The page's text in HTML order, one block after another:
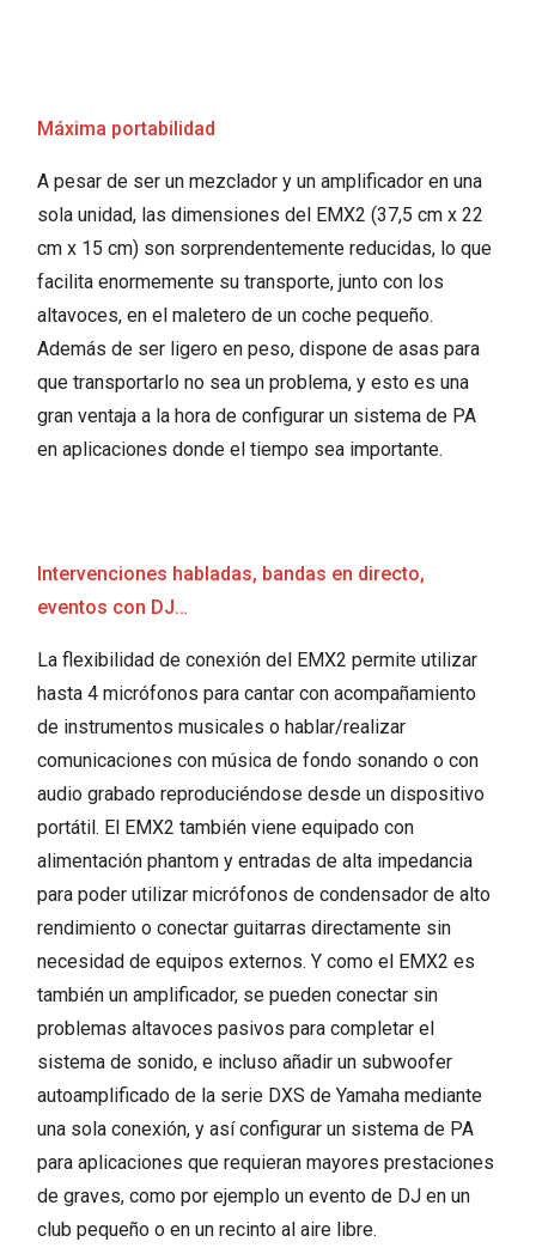
Máxima portabilidad
A pesar de ser un mezclador y un amplificador en una
sola unidad, las dimensiones del EMX2 (37,5 cm x 22
cm x 15 cm) son sorprendentemente reducidas, lo que
facilita enormemente su transporte, junto con los
altavoces, en el maletero de un coche pequeño.
Además de ser ligero en peso, dispone de asas para
que transportarlo no sea un problema, y esto es una
gran ventaja a la hora de configurar un sistema de PA
en aplicaciones donde el tiempo sea importante.
Intervenciones habladas, bandas en directo,
eventos con DJ…
La flexibilidad de conexión del EMX2 permite utilizar
hasta 4 micrófonos para cantar con acompañamiento
de instrumentos musicales o hablar/realizar
comunicaciones con música de fondo sonando o con
audio grabado reproduciéndose desde un dispositivo
portátil. El EMX2 también viene equipado con
alimentación phantom y entradas de alta impedancia
para poder utilizar micrófonos de condensador de alto
rendimiento o conectar guitarras directamente sin
necesidad de equipos externos. Y como el EMX2 es
también un amplificador, se pueden conectar sin
problemas altavoces pasivos para completar el
sistema de sonido, e incluso añadir un subwoofer
autoamplificado de la serie DXS de Yamaha mediante
una sola conexión, y así configurar un sistema de PA
para aplicaciones que requieran mayores prestaciones
de graves, como por ejemplo un evento de DJ en un
club pequeño o en un recinto al aire libre.